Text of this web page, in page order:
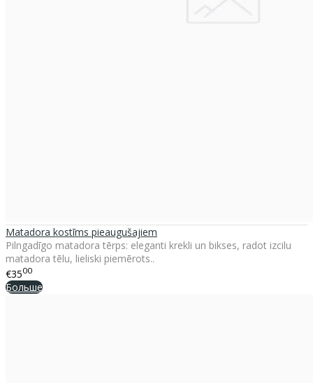
Matadora kostīms pieaugušajiem
Pilngadīgo matadora tērps: eleganti krekli un bikses, radot izcilu
matadora tēlu, lieliski piemērots..
€3500
Больше